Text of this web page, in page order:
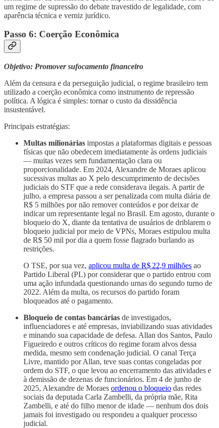
um regime de supressão do debate travestido de legalidade, com
aparência técnica e verniz jurídico.
Passo 6: Coerção Econômica
Objetivo: Promover sufocamento financeiro
Além da censura e da perseguição judicial, o regime brasileiro tem
utilizado a coerção econômica como instrumento de repressão
política. A lógica é simples: tornar o custo da dissidência
insustentável.
Principais estratégias:
Multas milionárias impostas a plataformas digitais e pessoas
físicas que não obedecem imediatamente às ordens judiciais
— muitas vezes sem fundamentação clara ou
proporcionalidade. Em 2024, Alexandre de Moraes aplicou
sucessivas multas ao X pelo descumprimento de decisões
judiciais do STF que a rede considerava ilegais. A partir de
julho, a empresa passou a ser penalizada com multa diária de
R$ 5 milhões por não remover conteúdos e por deixar de
indicar um representante legal no Brasil. Em agosto, durante o
bloqueio do X, diante da tentativa de usuários de driblarem o
bloqueio judicial por meio de VPNs, Moraes estipulou multa
de R$ 50 mil por dia a quem fosse flagrado burlando as
restrições.
O TSE, por sua vez, aplicou multa de R$ 22,9 milhões ao
Partido Liberal (PL) por considerar que o partido entrou com
uma ação infundada questionando urnas do segundo turno de
2022. Além da multa, os recursos do partido foram
bloqueados até o pagamento.
Bloqueio de contas bancárias de investigados,
influenciadores e até empresas, inviabilizando suas atividades
e minando sua capacidade de defesa. Allan dos Santos, Paulo
Figueiredo e outros críticos do regime foram alvos dessa
medida, mesmo sem condenação judicial. O canal Terça
Livre, mantido por Allan, teve suas contas congeladas por
ordem do STF, o que levou ao encerramento das atividades e
à demissão de dezenas de funcionários. Em 4 de junho de
2025, Alexandre de Moraes ordenou o bloqueio das redes
sociais da deputada Carla Zambelli, da própria mãe, Rita
Zambelli, e até do filho menor de idade — nenhum dos dois
jamais foi investigado ou respondeu a qualquer processo
judicial.